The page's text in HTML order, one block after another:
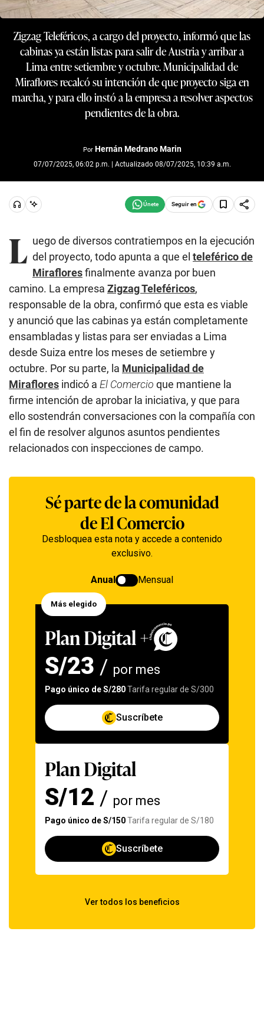
Zigzag Teleféricos, a cargo del proyecto, informó que las
cabinas ya están listas para salir de Austria y arribar a
Lima entre setiembre y octubre. Municipalidad de
Miraflores recalcó su intención de que proyecto siga en
marcha, y para ello instó a la empresa a resolver aspectos
pendientes de la obra.
Por Hernán Medrano Marin
07/07/2025, 06:02 p.m. | Actualizado 08/07/2025, 10:39 a.m.
Seguir en
L uego de diversos contratiempos en la ejecución
del proyecto, todo apunta a que el teleférico de
Mirafloresfinalmente avanza por buen
camino. La empresa Zigzag Teleféricos,
responsable de la obra, confirmó que esta es viable
y anunció que las cabinas ya están completamente
ensambladas y listas para ser enviadas a Lima
desde Suiza entre los meses de setiembre y
octubre. Por su parte, la Municipalidad de
Miraflores indicó a El Comercio que mantiene la
firme intención de aprobar la iniciativa, y que para
ello sostendrán conversaciones con la compañía con
el fin de resolver algunos asuntos pendientes
relacionados con inspecciones de campo.